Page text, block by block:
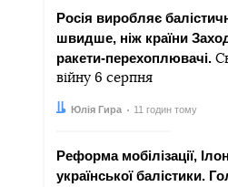
Росія виробляє
швидше, ніж країни
ракети-перехоплювачі.
війну 6 серпня
Автор:Юлія Гира
Дата: 11 годин тому
Реформа мобілізації,
української балістики.